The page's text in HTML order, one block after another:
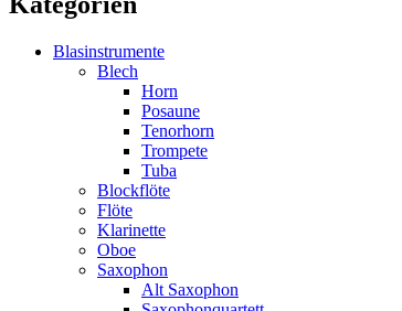
Blasinstrumente
Blech
Horn
Posaune
Tenorhorn
Trompete
Tuba
Blockflöte
Flöte
Klarinette
Oboe
Saxophon
Alt Saxophon